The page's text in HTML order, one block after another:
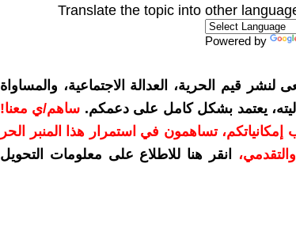
Translate the topic into other
Powered by
قيم الحرية، العدالة الاجتماعية، والمساواة
يعتمد بشكل كامل على دعمكم. ساهم/ي معنا!
أكثر حسب إمكانياتكم، تساهمون في استمرار هذا المنبر الحر
،
انقر هنا للاطلاع على معلومات التحويل